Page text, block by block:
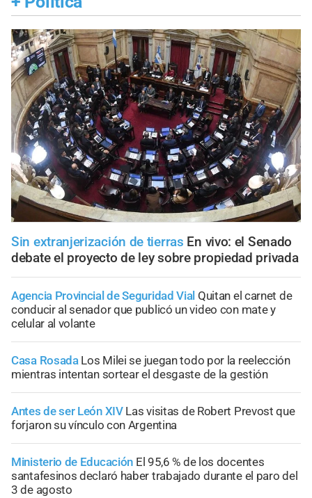
Sin extranjerización de tierras En vivo: el Senado
debate el proyecto de ley sobre propiedad privada
Agencia Provincial de Seguridad Vial Quitan el carnet de
conducir al senador que publicó un video con mate y
celular al volante
Casa Rosada Los Milei se juegan todo por la reelección
mientras intentan sortear el desgaste de la gestión
Antes de ser León XIV Las visitas de Robert Prevost que
forjaron su vínculo con Argentina
Ministerio de Educación El 95,6 % de los docentes
santafesinos declaró haber trabajado durante el paro del
3 de agosto